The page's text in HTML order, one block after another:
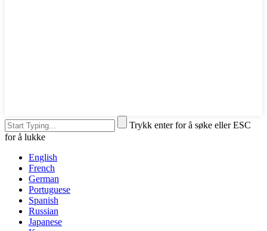
Trykk enter for å søke eller ESC
for å lukke
English
French
German
Portuguese
Spanish
Russian
Japanese